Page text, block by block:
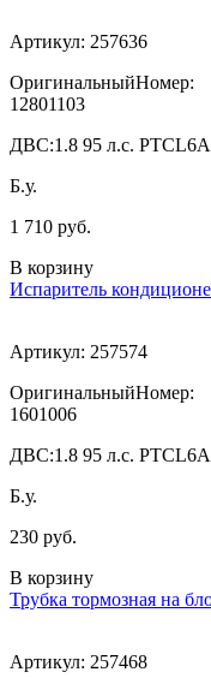
Артикул: 257636
ОригинальныйНомер:
12801103
ДВС:1.8 95 л.с.
Б.у.
1 710 руб.
В корзину
Испаритель
Артикул: 257574
ОригинальныйНомер:
1601006
ДВС:1.8 95 л.с.
Б.у.
230 руб.
В корзину
Трубка тормозная на
Артикул: 257468